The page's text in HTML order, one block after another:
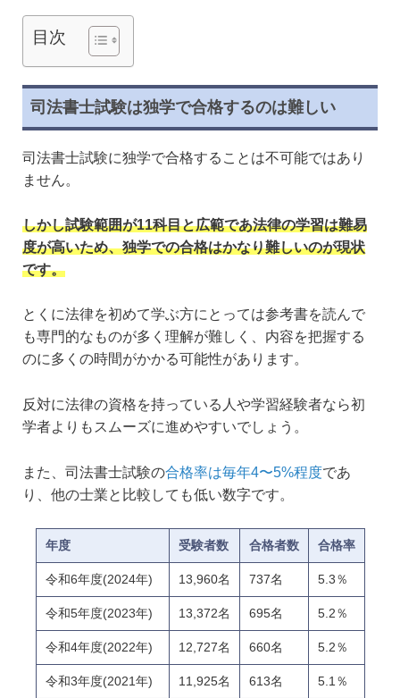
目次
司法書士試験は独学で合格するのは難しい
司法書士試験に独学で合格することは不可能ではあり
ません。
しかし試験範囲が11科目と広範であ法律の学習は難易
度が高いため、独学での合格はかなり難しいのが現状
です。
とくに法律を初めて学ぶ方にとっては参考書を読んで
も専門的なものが多く理解が難しく、内容を把握する
のに多くの時間がかかる可能性があります。
反対に法律の資格を持っている人や学習経験者なら初
学者よりもスムーズに進めやすいでしょう。
また、司法書士試験の合格率は毎年4〜5%程度であ
り、他の士業と比較しても低い数字です。
年度 受験者数 合格者数 合格率
令和6年度(2024年) 13,960名 737名 5.3％
令和5年度(2023年) 13,372名 695名 5.2％
令和4年度(2022年) 12,727名 660名 5.2％
令和3年度(2021年) 11,925名 613名 5.1％